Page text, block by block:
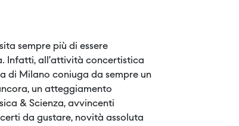
sempre più di essere
Infatti, all’attività concertistica
di Milano coniuga da sempre un
un atteggiamento
& Scienza, avvincenti
da gustare, novità assoluta